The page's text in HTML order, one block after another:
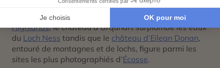
château de Stirlingcompte parmi les forteresses les
plus importantes de l’histoire écossaise. Dans les
Highlands, le château d’Urquhart surplombe les eaux
du Loch Ness tandis que le château d’Eilean Donan,
entouré de montagnes et de lochs, figure parmi les
sites les plus photographiés d’Écosse.